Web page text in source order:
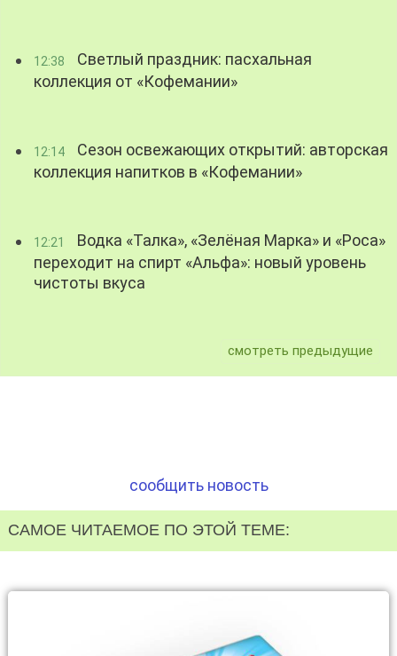
12:38
Светлый праздник: пасхальная
коллекция от «Кофемании»
12:14
Сезон освежающих открытий: авторская
коллекция напитков в «Кофемании»
12:21
Водка «Талка», «Зелёная Марка» и «Роса»
переходит на спирт «Альфа»: новый уровень
чистоты вкуса
смотреть предыдущие
сообщить новость
САМОЕ ЧИТАЕМОЕ ПО ЭТОЙ ТЕМЕ: